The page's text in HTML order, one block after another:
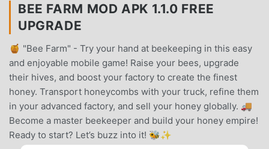
BEE FARM MOD APK 1.1.0 FREE
UPGRADE
🍯 "Bee Farm" - Try your hand at beekeeping in this easy
and enjoyable mobile game! Raise your bees, upgrade
their hives, and boost your factory to create the finest
honey. Transport honeycombs with your truck, refine them
in your advanced factory, and sell your honey globally. 🚚
Become a master beekeeper and build your honey empire!
Ready to start? Let’s buzz into it! 🐝✨